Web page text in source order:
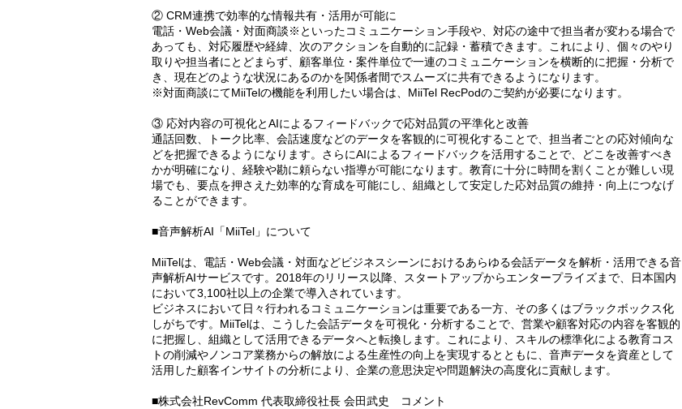
② CRM連携で効率的な情報共有・活用が可能に
電話・Web会議・対面商談※といったコミュニケーション手段や、対応の途中で担当者が変わる場合で
あっても、対応履歴や経緯、次のアクションを自動的に記録・蓄積できます。これにより、個々のやり
取りや担当者にとどまらず、顧客単位・案件単位で一連のコミュニケーションを横断的に把握・分析で
き、現在どのような状況にあるのかを関係者間でスムーズに共有できるようになります。
※対面商談にてMiiTelの機能を利用したい場合は、MiiTel RecPodのご契約が必要になります。
③ 応対内容の可視化とAIによるフィードバックで応対品質の平準化と改善
通話回数、トーク比率、会話速度などのデータを客観的に可視化することで、担当者ごとの応対傾向な
どを把握できるようになります。さらにAIによるフィードバックを活用することで、どこを改善すべき
かが明確になり、経験や勘に頼らない指導が可能になります。教育に十分に時間を割くことが難しい現
場でも、要点を押さえた効率的な育成を可能にし、組織として安定した応対品質の維持・向上につなげ
ることができます。
■音声解析AI「MiiTel」について
MiiTelは、電話・Web会議・対面などビジネスシーンにおけるあらゆる会話データを解析・活用できる音
声解析AIサービスです。2018年のリリース以降、スタートアップからエンタープライズまで、日本国内
において3,100社以上の企業で導入されています。
ビジネスにおいて日々行われるコミュニケーションは重要である一方、その多くはブラックボックス化
しがちです。MiiTelは、こうした会話データを可視化・分析することで、営業や顧客対応の内容を客観的
に把握し、組織として活用できるデータへと転換します。これにより、スキルの標準化による教育コス
トの削減やノンコア業務からの解放による生産性の向上を実現するとともに、音声データを資産として
活用した顧客インサイトの分析により、企業の意思決定や問題解決の高度化に貢献します。
■株式会社RevComm 代表取締役社長 会田武史 コメント